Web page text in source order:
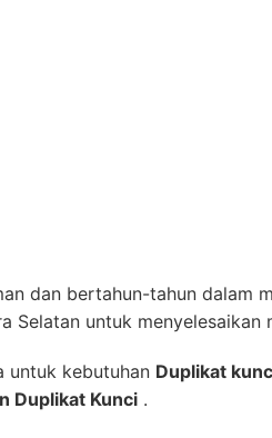
dan bertahun-tahun dalam
untuk menyelesaikan
untuk kebutuhan Duplikat
Duplikat Kunci .